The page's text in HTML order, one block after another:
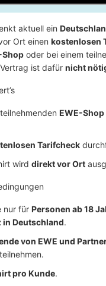
aktuell ein
Ort einen kostenlosen
Shop oder bei einem
ist dafür nicht
EWE-Shop
Tarifcheck
wird direkt vor Ort
nur für Personen ab 18
in Deutschland.
von EWE und
pro Kunde.